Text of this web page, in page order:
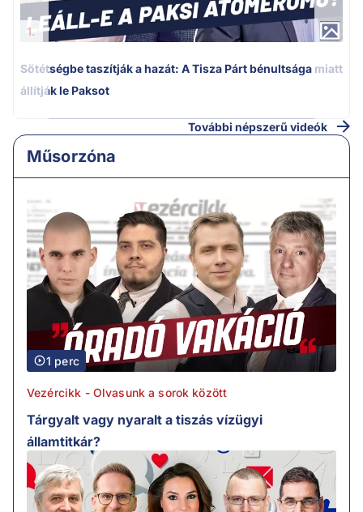
1.
Sötétségbe taszítják a hazát: A Tisza Párt bénultsága miatt
állítják le Paksot
További népszerű videók
Műsorzóna
1 perc
Vezércikk - Olvasunk a sorok között
Tárgyalt vagy nyaralt a tiszás vízügyi
államtitkár?